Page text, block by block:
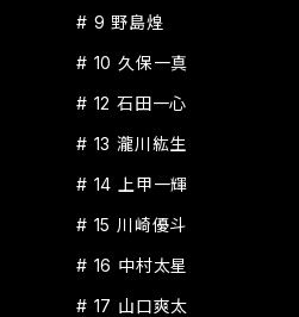
# 9 野島煌
# 10 久保一真
# 12 石田一心
# 13 瀧川紘生
# 14 上甲一輝
# 15 川崎優斗
# 16 中村太星
# 17 山口爽太